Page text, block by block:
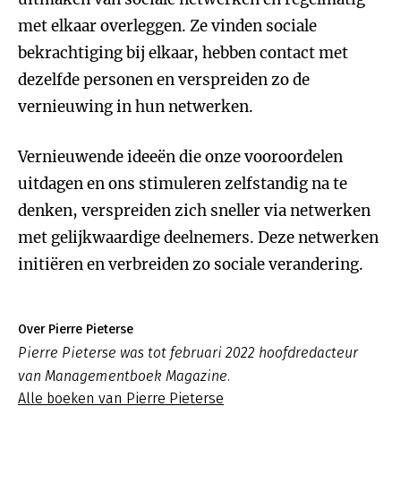
met elkaar overleggen. Ze vinden sociale
bekrachtiging bij elkaar, hebben contact met
dezelfde personen en verspreiden zo de
vernieuwing in hun netwerken.
Vernieuwende ideeën die onze vooroordelen
uitdagen en ons stimuleren zelfstandig na te
denken, verspreiden zich sneller via netwerken
met gelijkwaardige deelnemers. Deze netwerken
initiëren en verbreiden zo sociale verandering.
Over Pierre Pieterse
Pierre Pieterse was tot februari 2022 hoofdredacteur
van Managementboek Magazine.
Alle boeken van Pierre Pieterse